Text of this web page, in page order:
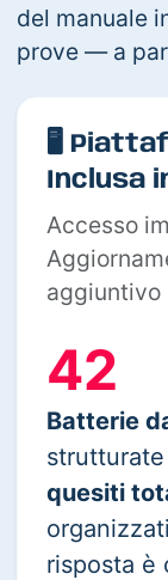
del manuale
prove — a
🖥️
Inclusa
Accesso
aggiuntivo
42
Batterie
quesiti
risposta è